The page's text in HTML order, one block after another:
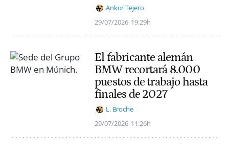
Ankor Tejero
29/07/2026 19:29h
El fabricante alemán
BMW recortará 8.000
puestos de trabajo hasta
finales de 2027
L. Broche
29/07/2026 11:26h